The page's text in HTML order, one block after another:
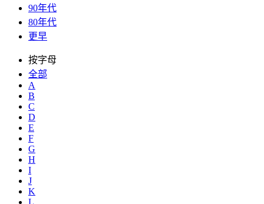
90年代
80年代
更早
按字母
全部
A
B
C
D
E
F
G
H
I
J
K
L